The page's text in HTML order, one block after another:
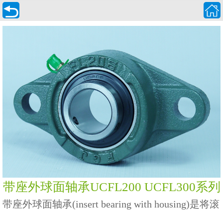
 
带座外球面轴承UCFL200 UCFL300系列
带座外球面轴承(insert bearing with housing)是将滚